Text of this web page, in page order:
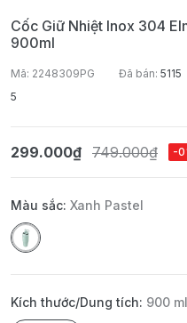
Cốc Giữ Nhiệt Inox 304
900ml
Mã: 2248309PG Đã bán: 5115
5
299.000₫ 749.000₫ -
Màu sắc: Xanh Pastel
Kích thước/Dung tích: 900 ml